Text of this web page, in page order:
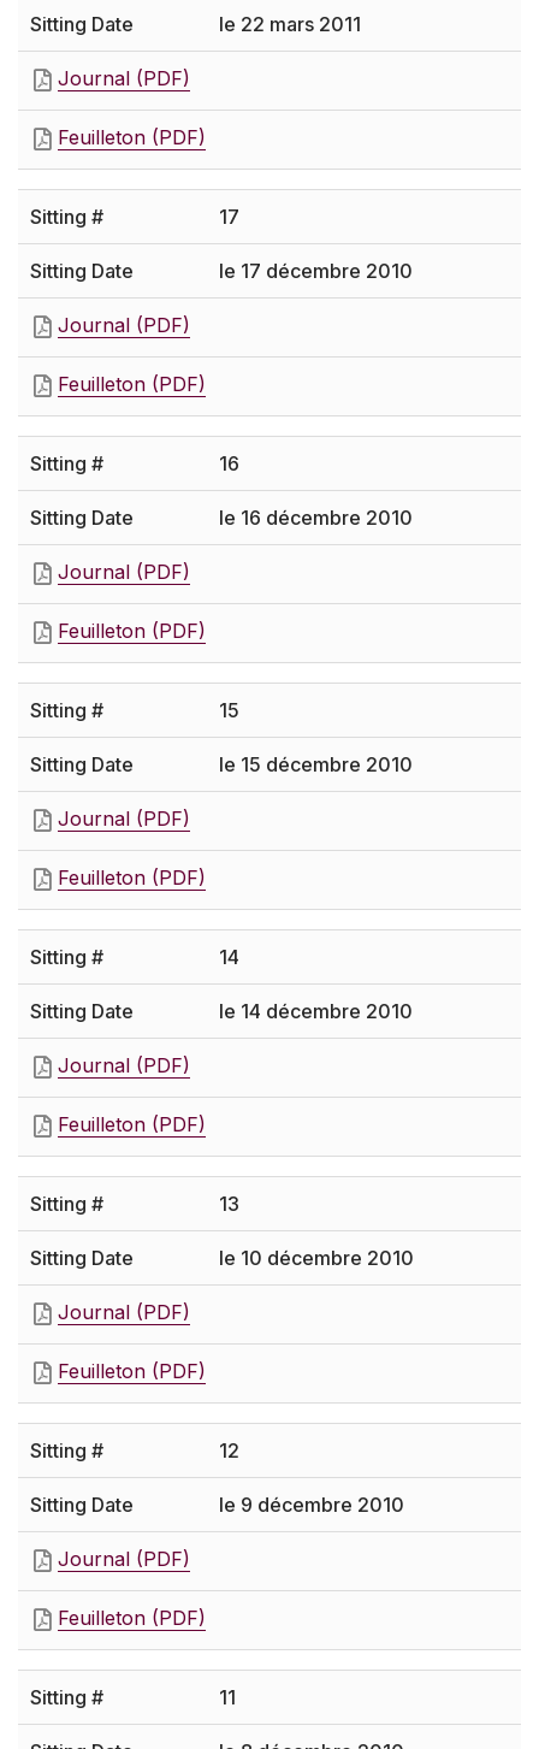
le 22 mars 2011
Journal (PDF)
Feuilleton (PDF)
17
le 17 décembre 2010
Journal (PDF)
Feuilleton (PDF)
16
le 16 décembre 2010
Journal (PDF)
Feuilleton (PDF)
15
le 15 décembre 2010
Journal (PDF)
Feuilleton (PDF)
14
le 14 décembre 2010
Journal (PDF)
Feuilleton (PDF)
13
le 10 décembre 2010
Journal (PDF)
Feuilleton (PDF)
12
le 9 décembre 2010
Journal (PDF)
Feuilleton (PDF)
11